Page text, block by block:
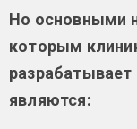
Но основными
которым
являются: